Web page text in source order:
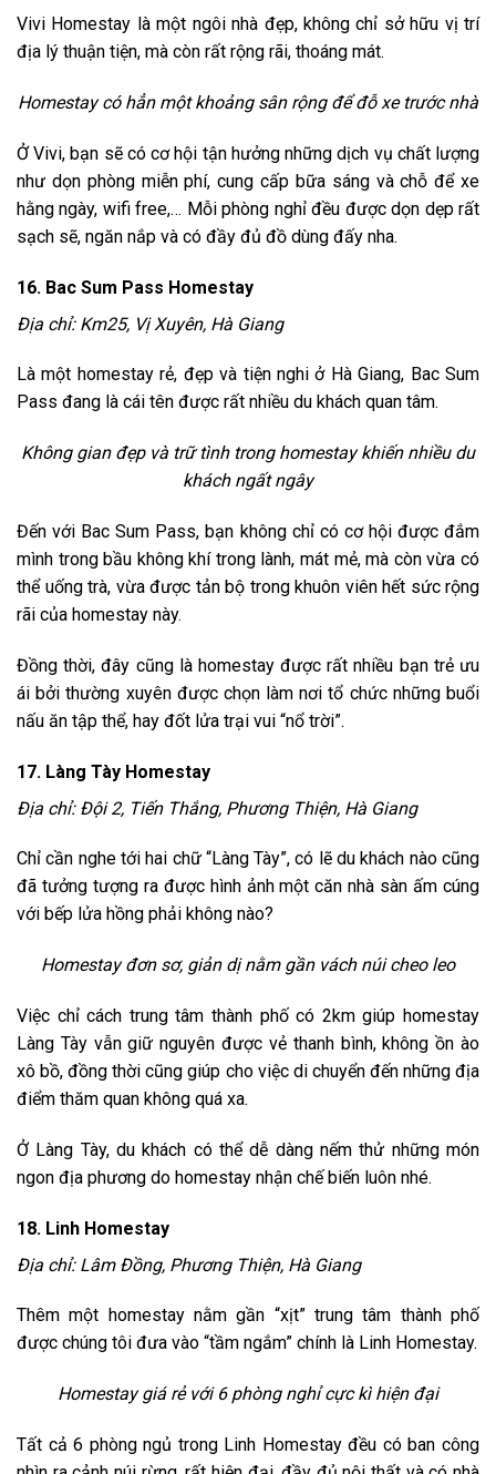
Vivi Homestay là một ngôi nhà đẹp, không chỉ sở hữu vị trí
địa lý thuận tiện, mà còn rất rộng rãi, thoáng mát.
Homestay có hẳn một khoảng sân rộng để đỗ xe trước nhà
Ở Vivi, bạn sẽ có cơ hội tận hưởng những dịch vụ chất lượng
như dọn phòng miễn phí, cung cấp bữa sáng và chỗ để xe
hằng ngày, wifi free,… Mỗi phòng nghỉ đều được dọn dẹp rất
sạch sẽ, ngăn nắp và có đầy đủ đồ dùng đấy nha.
16. Bac Sum Pass Homestay
Địa chỉ: Km25, Vị Xuyên, Hà Giang
Là một homestay rẻ, đẹp và tiện nghi ở Hà Giang, Bac Sum
Pass đang là cái tên được rất nhiều du khách quan tâm.
Không gian đẹp và trữ tình trong homestay khiến nhiều du
khách ngất ngây
Đến với Bac Sum Pass, bạn không chỉ có cơ hội được đắm
mình trong bầu không khí trong lành, mát mẻ, mà còn vừa có
thể uống trà, vừa được tản bộ trong khuôn viên hết sức rộng
rãi của homestay này.
Đồng thời, đây cũng là homestay được rất nhiều bạn trẻ ưu
ái bởi thường xuyên được chọn làm nơi tổ chức những buổi
nấu ăn tập thể, hay đốt lửa trại vui “nổ trời”.
17. Làng Tày Homestay
Địa chỉ: Đội 2, Tiến Thắng, Phương Thiện, Hà Giang
Chỉ cần nghe tới hai chữ “Làng Tày”, có lẽ du khách nào cũng
đã tưởng tượng ra được hình ảnh một căn nhà sàn ấm cúng
với bếp lửa hồng phải không nào?
Homestay đơn sơ, giản dị nằm gần vách núi cheo leo
Việc chỉ cách trung tâm thành phố có 2km giúp homestay
Làng Tày vẫn giữ nguyên được vẻ thanh bình, không ồn ào
xô bồ, đồng thời cũng giúp cho việc di chuyển đến những địa
điểm thăm quan không quá xa.
Ở Làng Tày, du khách có thể dễ dàng nếm thử những món
ngon địa phương do homestay nhận chế biến luôn nhé.
18. Linh Homestay
Địa chỉ: Lâm Đồng, Phương Thiện, Hà Giang
Thêm một homestay nằm gần “xịt” trung tâm thành phố
được chúng tôi đưa vào “tầm ngắm” chính là Linh Homestay.
Homestay giá rẻ với 6 phòng nghỉ cực kì hiện đại
Tất cả 6 phòng ngủ trong Linh Homestay đều có ban công